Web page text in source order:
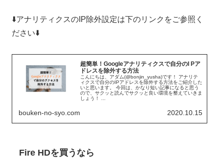
⬇️アナリティクスのIP除外設定は下のリンクをご参照く
ださい⬇️
超簡単！Googleアナリティクスで自分のI Pア
ドレスを除外する方法
こんにちは、アダム(@bonjin_yusha)です！ アナリテ
ィクスで自分のIPアドレスを除外する方法をご紹介した
いと思います。 今回は、かなり短い記事になると思う
ので、サクッと読んでサクッと良い環境を整えていきま
しょう！ ...
bouken-no-syo.com 2020.10.15
Fire HDを買うなら